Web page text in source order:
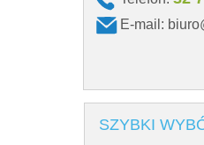
E-mail:
SZYBKI